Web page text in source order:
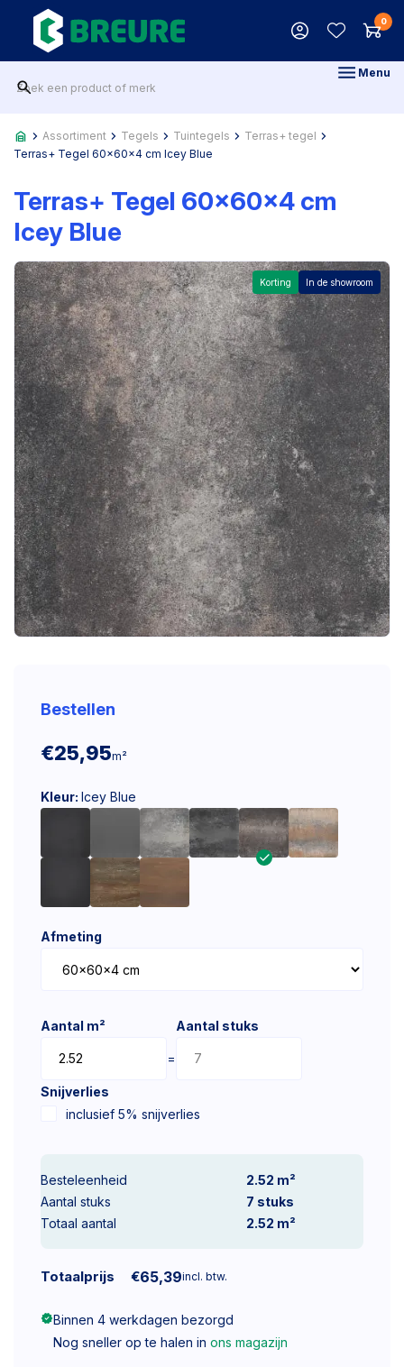
0
Menu
Assortiment Tegels Tuintegels
Terras+ tegel
Terras+ Tegel 60x60x4 cm Icey Blue
Terras+ Tegel 60x60x4 cm
Icey Blue
Korting In de showroom
Bestellen
€25,95m²
Kleur: Icey Blue
Afmeting
Aantal m²
=
Aantal stuks
Snijverlies
inclusief 5% snijverlies
Besteleenheid
2.52 m²
Aantal stuks
7 stuks
Totaal aantal
2.52 m²
Totaalprijs €65,39incl. btw.
Binnen 4 werkdagen bezorgd
Nog sneller op te halen in ons magazijn